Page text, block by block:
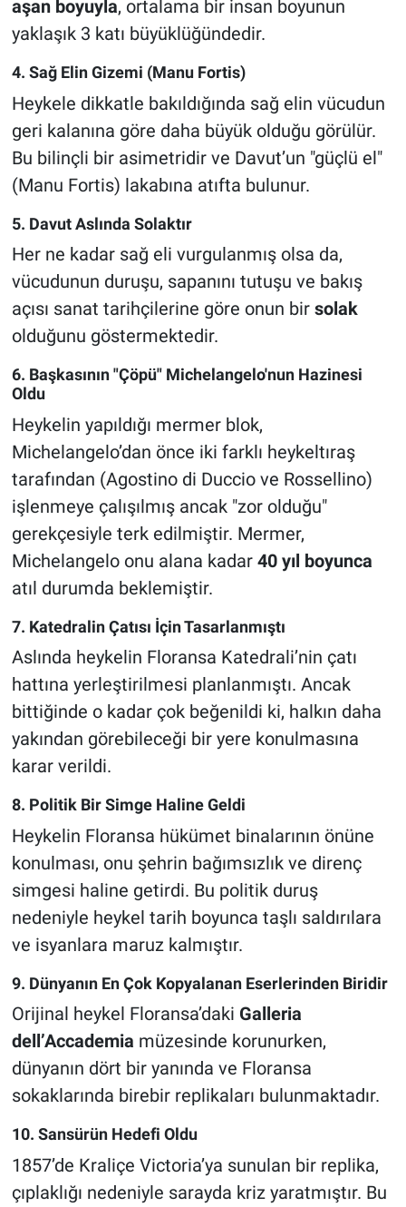
aşan boyuyla, ortalama bir insan boyunun
yaklaşık 3 katı büyüklüğündedir.
4. Sağ Elin Gizemi (Manu Fortis)
Heykele dikkatle bakıldığında sağ elin vücudun
geri kalanına göre daha büyük olduğu görülür.
Bu bilinçli bir asimetridir ve Davut’un "güçlü el"
(Manu Fortis) lakabına atıfta bulunur.
5. Davut Aslında Solaktır
Her ne kadar sağ eli vurgulanmış olsa da,
vücudunun duruşu, sapanını tutuşu ve bakış
açısı sanat tarihçilerine göre onun bir solak
olduğunu göstermektedir.
6. Başkasının "Çöpü" Michelangelo'nun Hazinesi
Oldu
Heykelin yapıldığı mermer blok,
Michelangelo’dan önce iki farklı heykeltıraş
tarafından (Agostino di Duccio ve Rossellino)
işlenmeye çalışılmış ancak "zor olduğu"
gerekçesiyle terk edilmiştir. Mermer,
Michelangelo onu alana kadar 40 yıl boyunca
atıl durumda beklemiştir.
7. Katedralin Çatısı İçin Tasarlanmıştı
Aslında heykelin Floransa Katedrali’nin çatı
hattına yerleştirilmesi planlanmıştı. Ancak
bittiğinde o kadar çok beğenildi ki, halkın daha
yakından görebileceği bir yere konulmasına
karar verildi.
8. Politik Bir Simge Haline Geldi
Heykelin Floransa hükümet binalarının önüne
konulması, onu şehrin bağımsızlık ve direnç
simgesi haline getirdi. Bu politik duruş
nedeniyle heykel tarih boyunca taşlı saldırılara
ve isyanlara maruz kalmıştır.
9. Dünyanın En Çok Kopyalanan Eserlerinden Biridir
Orijinal heykel Floransa’daki Galleria
dell’Accademia müzesinde korunurken,
dünyanın dört bir yanında ve Floransa
sokaklarında birebir replikaları bulunmaktadır.
10. Sansürün Hedefi Oldu
1857’de Kraliçe Victoria’ya sunulan bir replika,
çıplaklığı nedeniyle sarayda kriz yaratmıştır. Bu